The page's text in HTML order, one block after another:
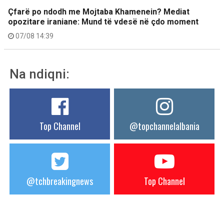
Çfarë po ndodh me Mojtaba Khamenein? Mediat
opozitare iraniane: Mund të vdesë në çdo moment
07/08 14:39
Na ndiqni:
Top Channel @topchannelalbania
@tchbreakingnews Top Channel